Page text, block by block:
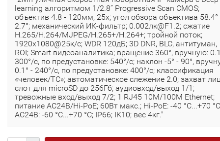
learning алгоритмом 1/2.8’’ Progressive Scan CMOS;
объектив 4.8 - 120мм, 25x; угол обзора объектива 58.4°
2.7°; механический ИК-фильтр; 0.002лк@F1.2; сжатие
H.265/H.264/MJPEG/H.265+/H.264+; тройной поток;
1920х1080@25к/с; WDR 120дБ; 3D DNR, BLC, антитуман,
ROI; Smart видеоаналитика; вращение 360°, вручную:
300°/с, по предустановке: 540°/с; наклон -5° - 90°,
0.1° - 240°/с, по предустановке: 400°/с; классификация
«человек/ТС»; автоматическое слежение 2.0; захват
слот для microSD до 256Гб; аудиовход/выход 1/1;
тревожные вход/выход 7/2; 1 RJ45 10M/100M Ethernet;
питание AC24В/Hi-PoE; 60Вт макс.; Hi-PoE: -40 °C...+70
AC24В: -60 °C...+70 °C; IP66; IK10; вес 4кг."